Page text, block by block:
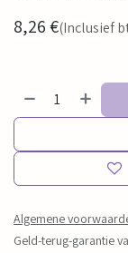
8,26€(Inclusief
Algemene
Geld-terug-garantie